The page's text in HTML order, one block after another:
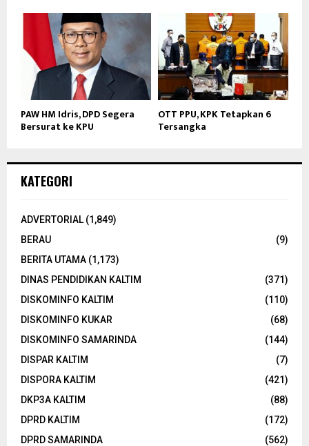
PAW HM Idris, DPD Segera
Bersurat ke KPU
OTT PPU, KPK Tetapkan 6
Tersangka
KATEGORI
ADVERTORIAL (1,849)
BERAU
(9)
BERITA UTAMA (1,173)
DINAS PENDIDIKAN KALTIM
(371)
DISKOMINFO KALTIM
(110)
DISKOMINFO KUKAR
(68)
DISKOMINFO SAMARINDA
(144)
DISPAR KALTIM
(7)
DISPORA KALTIM
(421)
DKP3A KALTIM
(88)
DPRD KALTIM
(172)
DPRD SAMARINDA
(562)